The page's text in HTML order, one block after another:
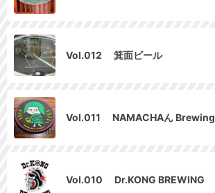
Vol.012 箕面ビール
Vol.011 NAMACHAん Brewing
Vol.010 Dr.KONG BREWING